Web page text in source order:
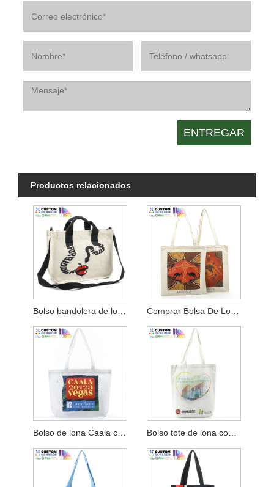
Productos relacionados
Bolso bandolera de lona con cuerpo cruzado Comprar Bolsa De Lona Simple Impresa Digital
Bolso de lona Caala con refuerzo inferior Bolso tote de lona con refuerzo inferior Hkhyab